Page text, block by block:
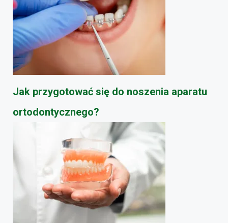
Jak przygotować się do noszenia aparatu
ortodontycznego?